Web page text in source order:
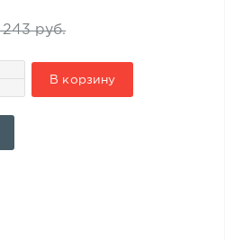
243 руб.
В корзину